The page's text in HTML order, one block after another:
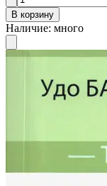
В корзину
Наличие: много